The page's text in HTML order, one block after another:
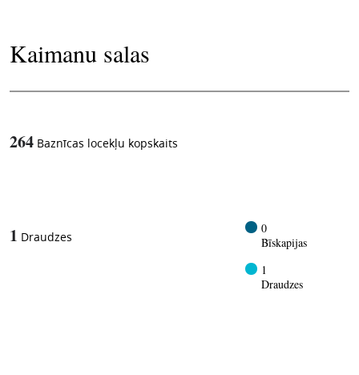
Kaimanu salas
264 Baznīcas locekļu kopskaits
1 Draudzes
0
Bīskapijas
1
Draudzes